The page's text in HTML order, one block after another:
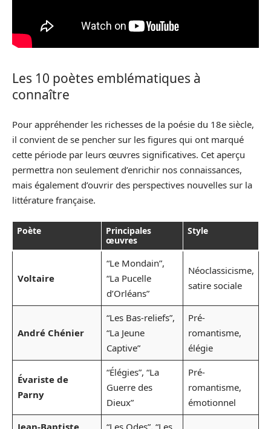
Les 10 poètes emblématiques à
connaître
Pour appréhender les richesses de la poésie du 18e siècle,
il convient de se pencher sur les figures qui ont marqué
cette période par leurs œuvres significatives. Cet aperçu
permettra non seulement d’enrichir nos connaissances,
mais également d’ouvrir des perspectives nouvelles sur la
littérature française.
Poète
Principales
œuvres
Style
Voltaire
“Le Mondain”,
“La Pucelle
d’Orléans”
Néoclassicisme,
satire sociale
André Chénier
“Les Bas-reliefs”,
“La Jeune
Captive”
Pré-
romantisme,
élégie
Évariste de
Parny
“Élégies”, “La
Guerre des
Dieux”
Pré-
romantisme,
émotionnel
Jean-Baptiste
“Les Odes”, “Les